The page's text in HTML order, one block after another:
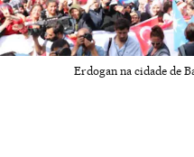
Erdogan na cidade de